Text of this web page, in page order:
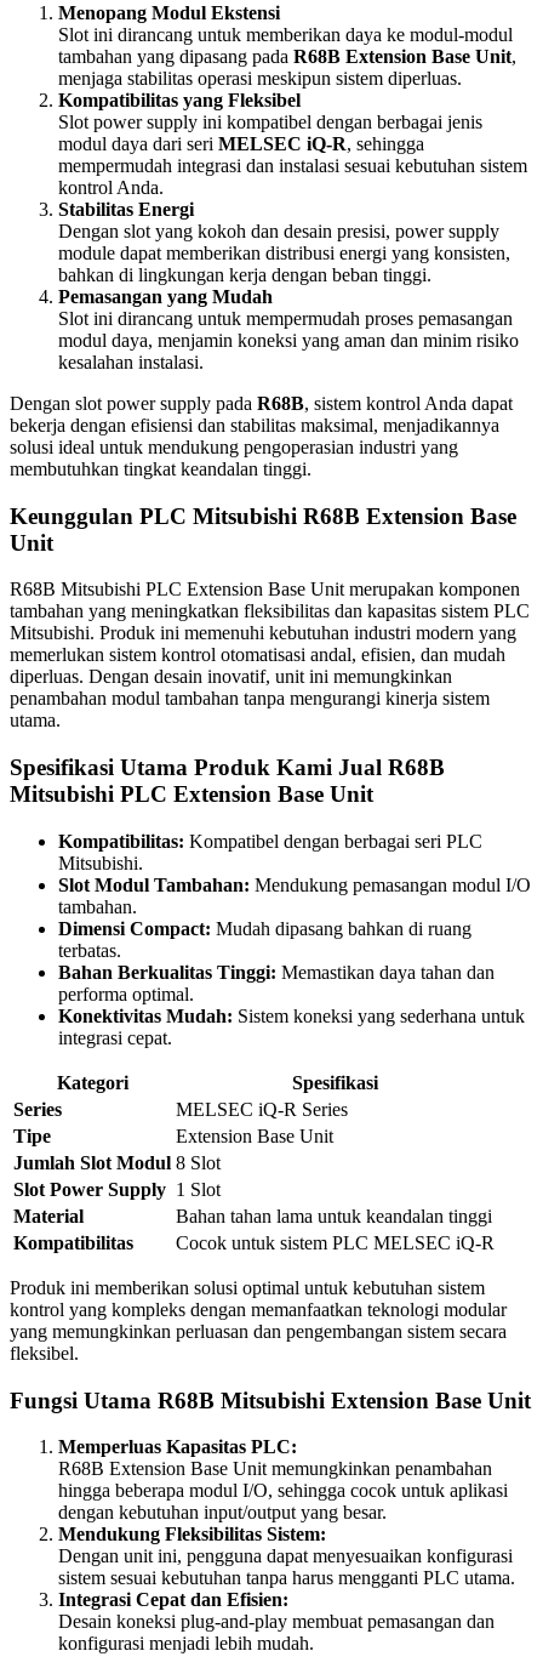
Menopang Modul Ekstensi
Slot ini dirancang untuk memberikan daya ke modul-modul
tambahan yang dipasang pada R68B Extension Base Unit,
menjaga stabilitas operasi meskipun sistem diperluas.
Kompatibilitas yang Fleksibel
Slot power supply ini kompatibel dengan berbagai jenis
modul daya dari seri MELSEC iQ-R, sehingga
mempermudah integrasi dan instalasi sesuai kebutuhan sistem
kontrol Anda.
Stabilitas Energi
Dengan slot yang kokoh dan desain presisi, power supply
module dapat memberikan distribusi energi yang konsisten,
bahkan di lingkungan kerja dengan beban tinggi.
Pemasangan yang Mudah
Slot ini dirancang untuk mempermudah proses pemasangan
modul daya, menjamin koneksi yang aman dan minim risiko
kesalahan instalasi.
Dengan slot power supply pada R68B, sistem kontrol Anda dapat
bekerja dengan efisiensi dan stabilitas maksimal, menjadikannya
solusi ideal untuk mendukung pengoperasian industri yang
membutuhkan tingkat keandalan tinggi.
Keunggulan PLC Mitsubishi R68B Extension Base
Unit
R68B Mitsubishi PLC Extension Base Unit merupakan komponen
tambahan yang meningkatkan fleksibilitas dan kapasitas sistem PLC
Mitsubishi. Produk ini memenuhi kebutuhan industri modern yang
memerlukan sistem kontrol otomatisasi andal, efisien, dan mudah
diperluas. Dengan desain inovatif, unit ini memungkinkan
penambahan modul tambahan tanpa mengurangi kinerja sistem
utama.
Spesifikasi Utama Produk Kami Jual R68B
Mitsubishi PLC Extension Base Unit
Kompatibilitas: Kompatibel dengan berbagai seri PLC
Mitsubishi.
Slot Modul Tambahan: Mendukung pemasangan modul I/O
tambahan.
Dimensi Compact: Mudah dipasang bahkan di ruang
terbatas.
Bahan Berkualitas Tinggi: Memastikan daya tahan dan
performa optimal.
Konektivitas Mudah: Sistem koneksi yang sederhana untuk
integrasi cepat.
Kategori
Spesifikasi
Series
MELSEC iQ-R Series
Tipe
Extension Base Unit
Jumlah Slot Modul 8 Slot
Slot Power Supply 1 Slot
Material
Bahan tahan lama untuk keandalan tinggi
Kompatibilitas
Cocok untuk sistem PLC MELSEC iQ-R
Produk ini memberikan solusi optimal untuk kebutuhan sistem
kontrol yang kompleks dengan memanfaatkan teknologi modular
yang memungkinkan perluasan dan pengembangan sistem secara
fleksibel.
Fungsi Utama R68B Mitsubishi Extension Base Unit
Memperluas Kapasitas PLC:
R68B Extension Base Unit memungkinkan penambahan
hingga beberapa modul I/O, sehingga cocok untuk aplikasi
dengan kebutuhan input/output yang besar.
Mendukung Fleksibilitas Sistem:
Dengan unit ini, pengguna dapat menyesuaikan konfigurasi
sistem sesuai kebutuhan tanpa harus mengganti PLC utama.
Integrasi Cepat dan Efisien:
Desain koneksi plug-and-play membuat pemasangan dan
konfigurasi menjadi lebih mudah.